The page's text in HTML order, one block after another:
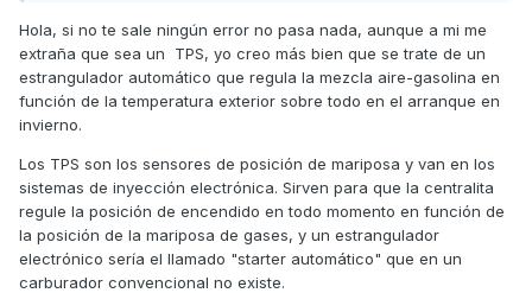
segundos, y a veces incluso había que darle gas o sino no
encendia, ahora ya la tengo como el primer día!!
SOLO UN PROBLEMA que me esta asustando mucho, al
instalar el carburador nuevo me fijo que no lleva un sensor
electronico que según he investigado se llama TPS, y el mío
original sí que lo llevaba (adjunto foto de mi carburador
original que lleva el dichoso TPS) así que tuve que
desenchufarlo y tengo dudas de si eso me dara algún
problema en el futuro... ¿alquien sabe si hay algún problema
con tener el carburador sin TPS?
Hola, si no te sale ningún error no pasa nada, aunque a mi me
extraña que sea un TPS, yo creo más bien que se trate de un
estrangulador automático que regula la mezcla aire-gasolina en
función de la temperatura exterior sobre todo en el arranque en
invierno.
Los TPS son los sensores de posición de mariposa y van en los
sistemas de inyección electrónica. Sirven para que la centralita
regule la posición de encendido en todo momento en función de
la posición de la mariposa de gases, y un estrangulador
electrónico sería el llamado "starter automático" que en un
carburador convencional no existe.